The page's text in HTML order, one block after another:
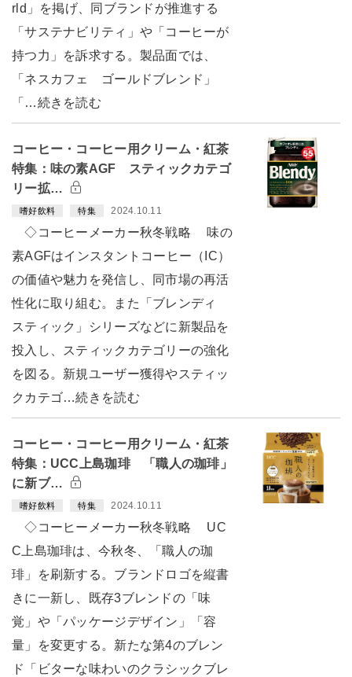
rld」を掲げ、同ブランドが推進する
「サステナビリティ」や「コーヒーが
持つ力」を訴求する。製品面では、
「ネスカフェ ゴールドブレンド」
「…続きを読む
コーヒー・コーヒー用クリーム・紅茶
特集：味の素AGF スティックカテゴ
リー拡…
嗜好飲料 特集 2024.10.11
◇コーヒーメーカー秋冬戦略 味の
素AGFはインスタントコーヒー（IC）
の価値や魅力を発信し、同市場の再活
性化に取り組む。また「ブレンディ
スティック」シリーズなどに新製品を
投入し、スティックカテゴリーの強化
を図る。新規ユーザー獲得やスティッ
クカテゴ…続きを読む
コーヒー・コーヒー用クリーム・紅茶
特集：UCC上島珈琲 「職人の珈琲」
に新ブ…
嗜好飲料 特集 2024.10.11
◇コーヒーメーカー秋冬戦略 UC
C上島珈琲は、今秋冬、「職人の珈
琲」を刷新する。ブランドロゴを縦書
きに一新し、既存3ブレンドの「味
覚」や「パッケージデザイン」「容
量」を変更する。新たな第4のブレン
ド「ビターな味わいのクラシックブレ